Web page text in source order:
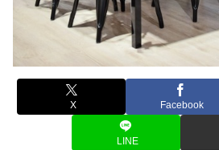
X Facebook
LINE